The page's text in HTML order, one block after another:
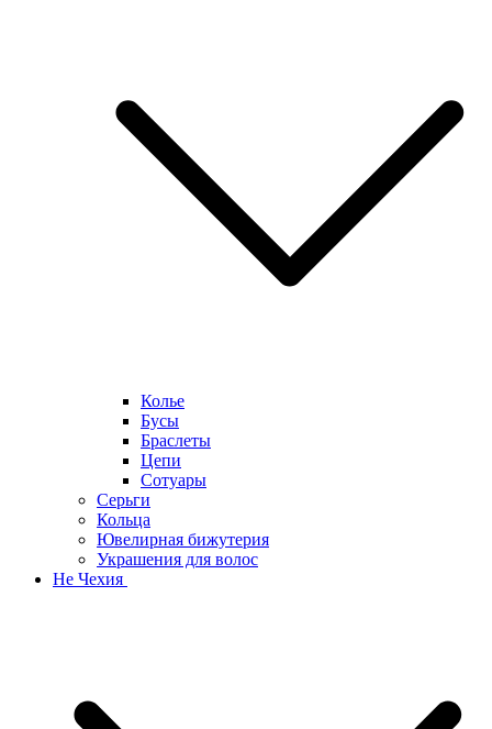
Колье
Бусы
Браслеты
Цепи
Сотуары
Серьги
Кольца
Ювелирная бижутерия
Украшения для волос
Не Чехия